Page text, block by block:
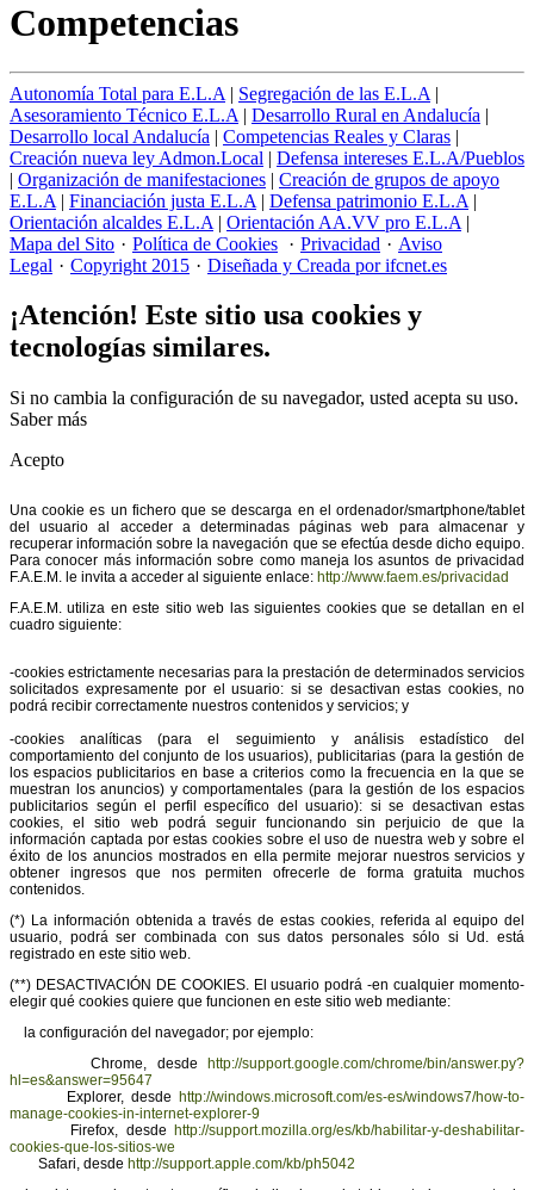
Competencias
Autonomía Total para E.L.A | Segregación de las E.L.A |
Asesoramiento Técnico E.L.A | Desarrollo Rural en Andalucía |
Desarrollo local Andalucía | Competencias Reales y Claras |
Creación nueva ley Admon.Local | Defensa intereses E.L.A/Pueblos
| Organización de manifestaciones | Creación de grupos de apoyo
E.L.A | Financiación justa E.L.A | Defensa patrimonio E.L.A |
Orientación alcaldes E.L.A | Orientación AA.VV pro E.L.A |
Mapa del Sito · Política de Cookies · Privacidad · Aviso
Legal · Copyright 2015 · Diseñada y Creada por ifcnet.es
¡Atención! Este sitio usa cookies y
tecnologías similares.
Si no cambia la configuración de su navegador, usted acepta su uso.
Saber más
Acepto
Una cookie es un fichero que se descarga en el ordenador/smartphone/tablet
del usuario al acceder a determinadas páginas web para almacenar y
recuperar información sobre la navegación que se efectúa desde dicho equipo.
Para conocer más información sobre como maneja los asuntos de privacidad
F.A.E.M. le invita a acceder al siguiente enlace: http://www.faem.es/privacidad
F.A.E.M. utiliza en este sitio web las siguientes cookies que se detallan en el
cuadro siguiente:
-cookies estrictamente necesarias para la prestación de determinados servicios
solicitados expresamente por el usuario: si se desactivan estas cookies, no
podrá recibir correctamente nuestros contenidos y servicios; y
-cookies analíticas (para el seguimiento y análisis estadístico del
comportamiento del conjunto de los usuarios), publicitarias (para la gestión de
los espacios publicitarios en base a criterios como la frecuencia en la que se
muestran los anuncios) y comportamentales (para la gestión de los espacios
publicitarios según el perfil específico del usuario): si se desactivan estas
cookies, el sitio web podrá seguir funcionando sin perjuicio de que la
información captada por estas cookies sobre el uso de nuestra web y sobre el
éxito de los anuncios mostrados en ella permite mejorar nuestros servicios y
obtener ingresos que nos permiten ofrecerle de forma gratuita muchos
contenidos.
(*) La información obtenida a través de estas cookies, referida al equipo del
usuario, podrá ser combinada con sus datos personales sólo si Ud. está
registrado en este sitio web.
(**) DESACTIVACIÓN DE COOKIES. El usuario podrá -en cualquier momento-
elegir qué cookies quiere que funcionen en este sitio web mediante:
la configuración del navegador; por ejemplo:
Chrome, desde
http://support.google.com/chrome/bin/answer.py?
hl=es&answer=95647
Explorer, desde http://windows.microsoft.com/es-es/windows7/how-to-
manage-cookies-in-internet-explorer-9
Firefox, desde http://support.mozilla.org/es/kb/habilitar-y-deshabilitar-
cookies-que-los-sitios-we
Safari, desde http://support.apple.com/kb/ph5042